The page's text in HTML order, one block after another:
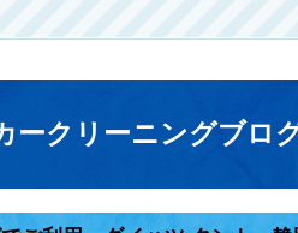
ークリーニングブロ